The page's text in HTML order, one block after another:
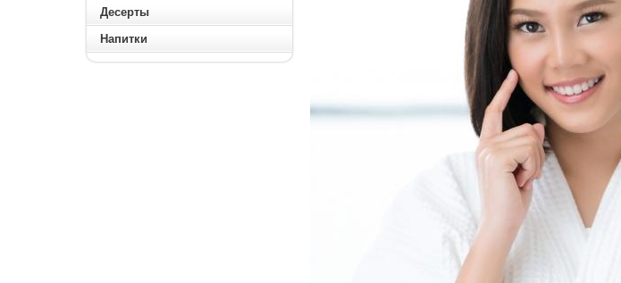
Десерты
Напитки